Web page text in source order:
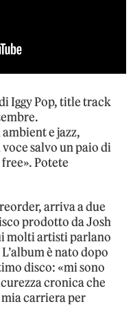
Iggy Pop, title track
e jazz,
salvo un paio di
Potete
arriva a due
prodotto da Josh
molti artisti parlano
è nato dopo
disco: «mi sono
cronica che
carriera per